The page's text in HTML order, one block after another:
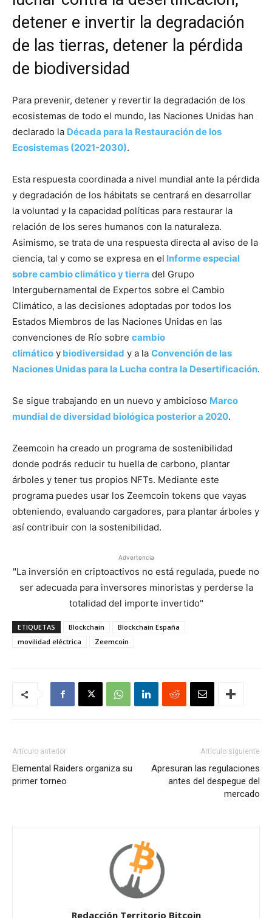
detener e invertir la degradación
de las tierras, detener la pérdida
de biodiversidad
Para prevenir, detener y revertir la degradación de los
ecosistemas de todo el mundo, las Naciones Unidas han
declarado la Década para la Restauración de los
Ecosistemas (2021-2030).
Esta respuesta coordinada a nivel mundial ante la pérdida
y degradación de los hábitats se centrará en desarrollar
la voluntad y la capacidad políticas para restaurar la
relación de los seres humanos con la naturaleza.
Asimismo, se trata de una respuesta directa al aviso de la
ciencia, tal y como se expresa en el Informe especial
sobre cambio climático y tierra del Grupo
Intergubernamental de Expertos sobre el Cambio
Climático, a las decisiones adoptadas por todos los
Estados Miembros de las Naciones Unidas en las
convenciones de Río sobre cambio
climático y biodiversidad y a la Convención de las
Naciones Unidas para la Lucha contra la Desertificación.
Se sigue trabajando en un nuevo y ambicioso Marco
mundial de diversidad biológica posterior a 2020.
Zeemcoin ha creado un programa de sostenibilidad
donde podrás reducir tu huella de carbono, plantar
árboles y tener tus propios NFTs. Mediante este
programa puedes usar los Zeemcoin tokens que vayas
obteniendo, evaluando cargadores, para plantar árboles y
así contribuir con la sostenibilidad.
Advertencia
"La inversión en criptoactivos no está regulada, puede no
ser adecuada para inversores minoristas y perderse la
totalidad del importe invertido"
ETIQUETAS Blockchain
Blockchain España
movilidad eléctrica
Zeemcoin
Artículo anterior
Elemental Raiders organiza su
primer torneo
Artículo siguiente
Apresuran las regulaciones
antes del despegue del
mercado
Redacción Territorio Bitcoin